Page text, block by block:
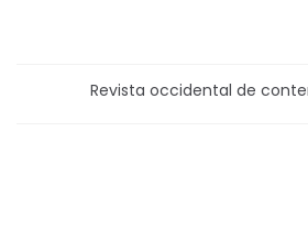
Revista occidental de